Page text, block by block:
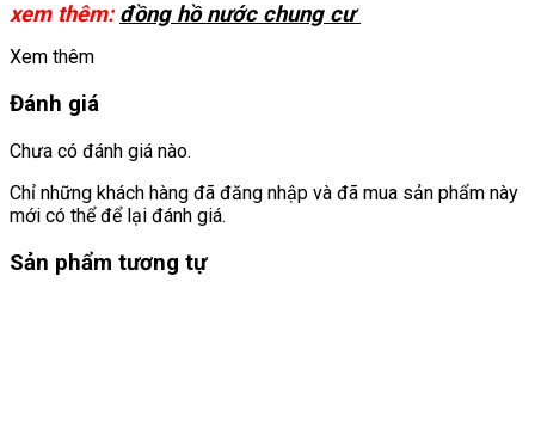
xem thêm:đồng hồ nước chung cư
Xem thêm
Đánh giá
Chưa có đánh giá nào.
Chỉ những khách hàng đã đăng nhập và đã mua sản phẩm này
mới có thể để lại đánh giá.
Sản phẩm tương tự